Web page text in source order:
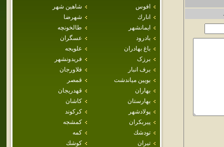
افوس
شاهين شهر
انارك
شهرضا
ايمانشهر
طالخونچه
بادرود
عسگران
باغ بهادران
علويجه
برزک
فريدونشهر
برف انبار
فلاورجان
بويين مياندشت
قمصر
بهاران
قهدريجان
بهارستان
كاشان
پولادشهر
كركوند
پيربكران
كمشجه
تودشك
كمه
تيران
كوشك